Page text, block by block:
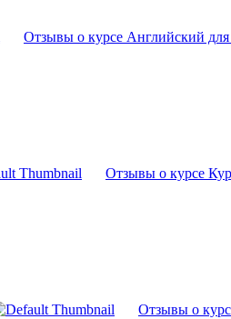
Отзывы о курсе Английский для
Отзывы о курсе
Отзывы о